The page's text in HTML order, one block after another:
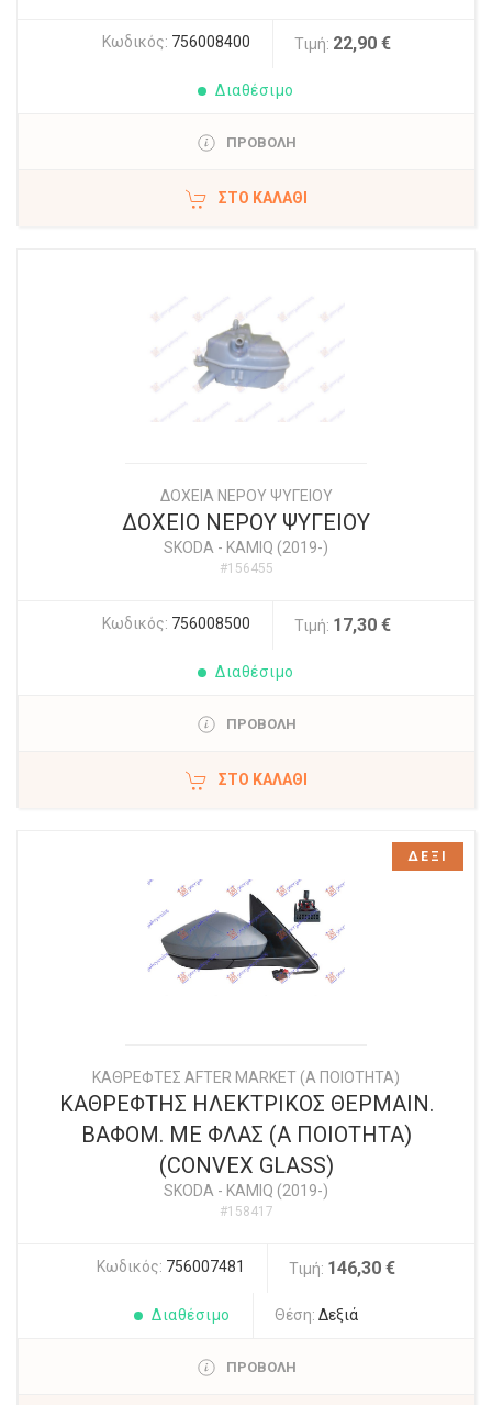
Κωδικός: 756008400 Τιμή: 22,90 €
Διαθέσιμο
ΠΡΟΒΟΛΗ
ΣΤΟ ΚΑΛΆΘΙ
ΔΟΧΕΙΑ ΝΕΡΟΥ ΨΥΓΕΙΟΥ
ΔΟΧΕΙΟ ΝΕΡΟΥ ΨΥΓΕΙΟΥ
SKODA - KAMIQ (2019-)
#156455
Κωδικός: 756008500 Τιμή: 17,30 €
Διαθέσιμο
ΠΡΟΒΟΛΗ
ΣΤΟ ΚΑΛΆΘΙ
ΚΑΘΡΕΦΤΕΣ AFTER MARKET (Α ΠΟΙΟΤΗΤΑ)
ΚΑΘΡΕΦΤΗΣ ΗΛΕΚΤΡΙΚΟΣ ΘΕΡΜΑΙΝ.
ΒΑΦΟΜ. ΜΕ ΦΛΑΣ (Α ΠΟΙΟΤΗΤΑ)
(CONVEX GLASS)
SKODA - KAMIQ (2019-)
#158417
Κωδικός: 756007481 Τιμή: 146,30 €
Διαθέσιμο Θέση: Δεξιά
ΠΡΟΒΟΛΗ
ΔΕΞΙ